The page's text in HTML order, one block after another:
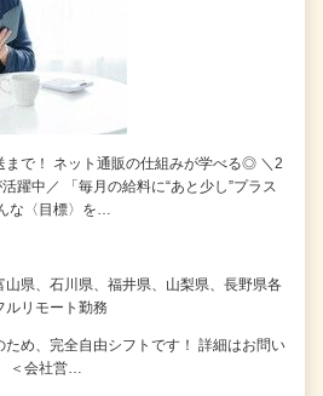
まで！ ネット通販の仕組みが学べる◎ ＼2
躍中／ 「毎月の給料に“あと少し”プラス
な〈目標〉を…
山県、石川県、福井県、山梨県、長野県各
リモート勤務
ため、完全自由シフトです！ 詳細はお問い
＜会社営…